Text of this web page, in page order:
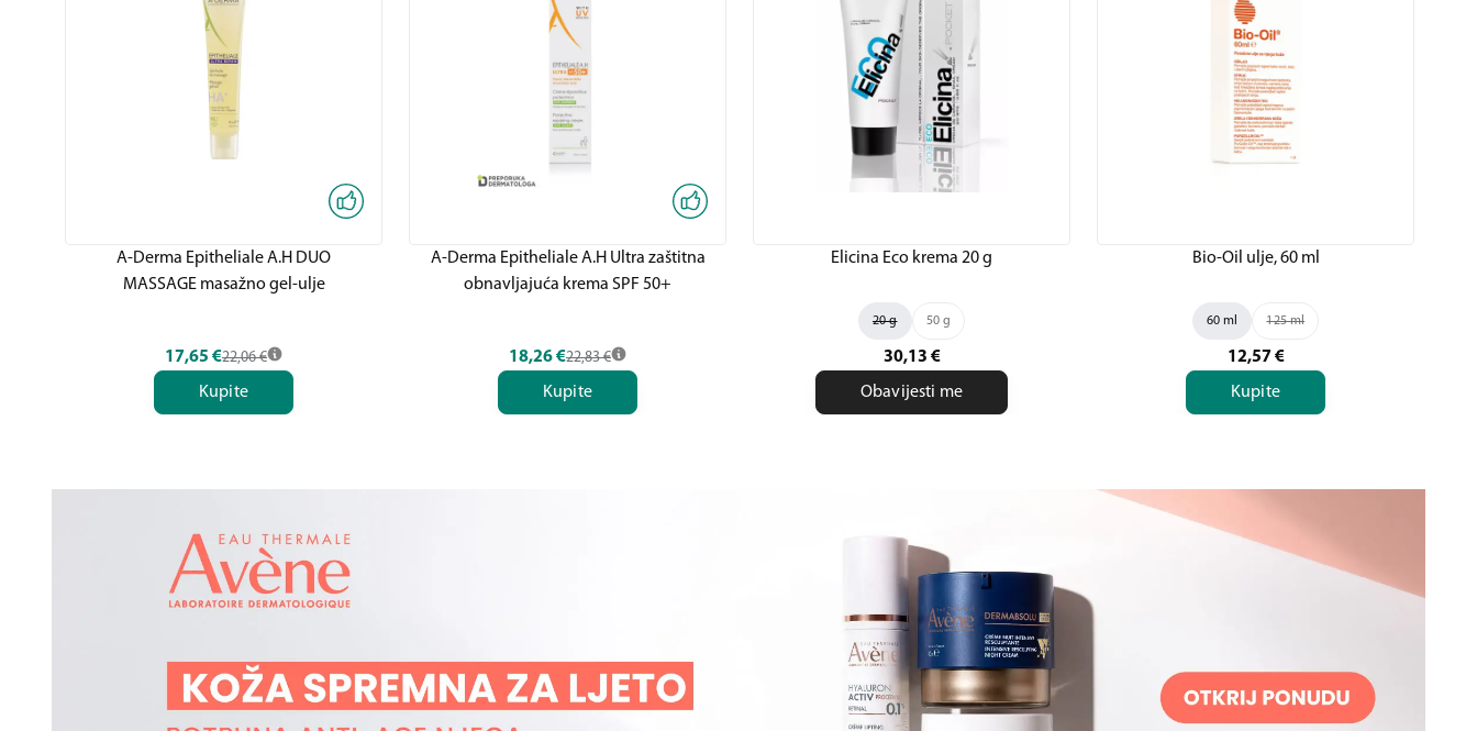
A-Derma Epitheliale A.H DUO
MASSAGE masažno gel-ulje
17,65 €22,06 €
Kupite
A-Derma Epitheliale A.H Ultra zaštitna
obnavljajuća krema SPF 50+
18,26€22,83 €
Kupite
Elicina Eco krema 20 g
20 g 50 g
30,13 €
Obavijesti me
Bio-Oil ulje, 60 ml
60 ml 125 ml
12,57 €
Kupite